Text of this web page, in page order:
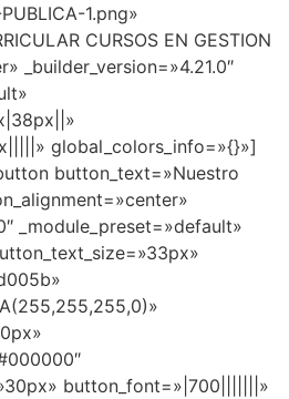
1.png»
CURSOS EN GESTION
_builder_version=»4.21.0″
global_colors_info=»{}»]
button_text=»Nuestro
_module_preset=»default»
button_font=»|700|||||||»